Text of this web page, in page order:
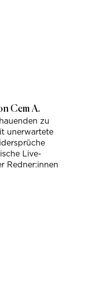
Cem A.
zu
unerwartete
Live-
Redner:innen